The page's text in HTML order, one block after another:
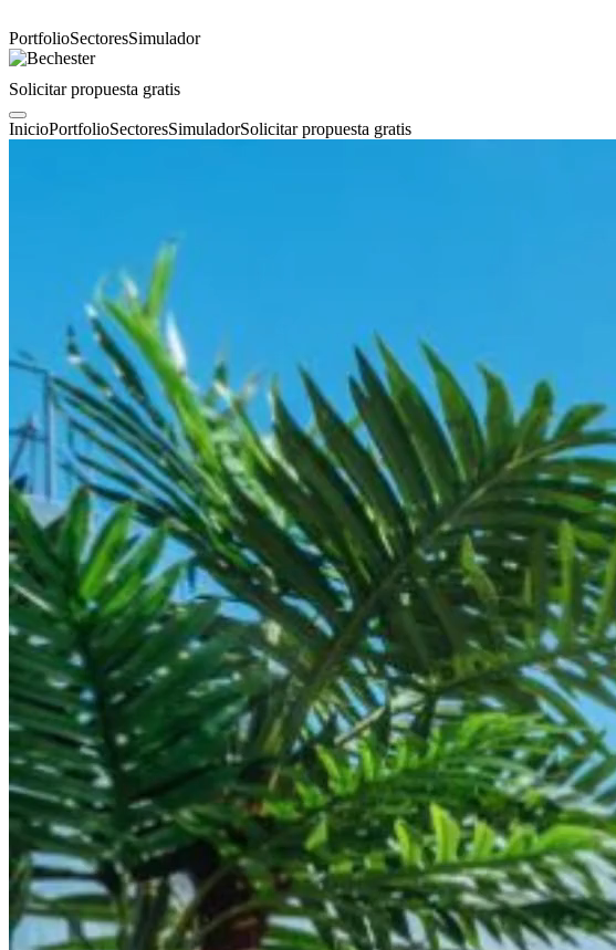
PortfolioSectoresSimulador
Solicitar propuesta gratis
InicioPortfolioSectoresSimuladorSolicitar propuesta gratis